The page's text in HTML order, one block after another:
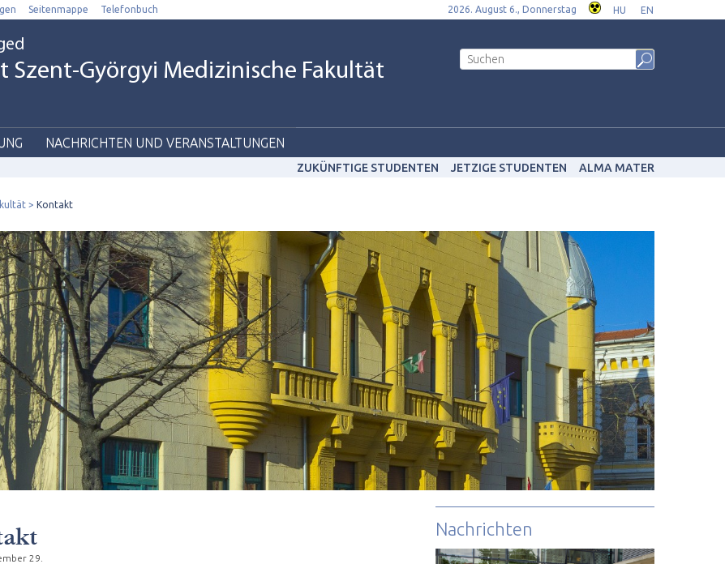
Seitenmappe Telefonbuch 2026. August 6., Donnerstag HU EN
Szent-Györgyi Medizinische Fakultät
NACHRICHTEN UND VERANSTALTUNGEN
ZUKÜNFTIGE STUDENTEN JETZIGE STUDENTEN ALMA MATER
Kontakt
29.
Nachrichten